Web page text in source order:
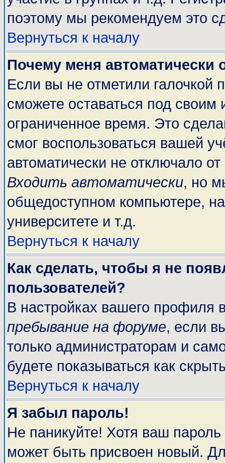
поэтому мы рекомендуем это
Вернуться к началу
Почему меня автоматически
Если вы не отметили галочкой
сможете оставаться под
ограниченное время. Это
смог воспользоваться вашей
автоматически не отключало
Входить автоматически, но
общедоступном компьютере,
университете и т.д.
Вернуться к началу
Как сделать, чтобы я не
пользователей?
В настройках вашего профиля
пребывание на форуме, если
только администраторам и
будете показываться как
Вернуться к началу
Я забыл пароль!
Не паникуйте! Хотя ваш
может быть присвоен новый.